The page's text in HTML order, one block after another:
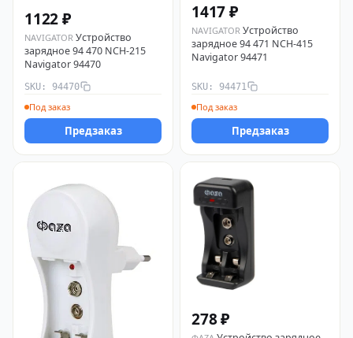
1122 ₽
NAVIGATOR Устройство
зарядное 94 470 NCH-215
Navigator 94470
SKU: 94470
Под заказ
Предзаказ
1417 ₽
NAVIGATOR Устройство
зарядное 94 471 NCH-415
Navigator 94471
SKU: 94471
Под заказ
Предзаказ
278 ₽